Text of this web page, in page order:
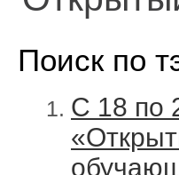
Поиск по
С 18 по